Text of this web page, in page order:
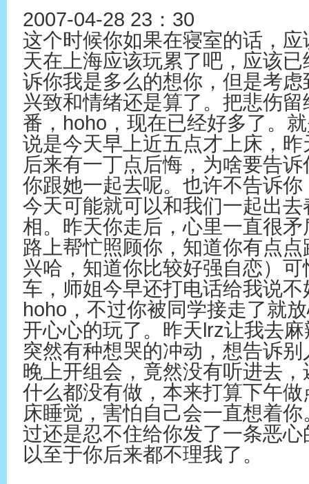
2007-04-28 23：30
这个时候你如果在寝室的话，
天在上海应该玩累了吧，应该
诉你我是多么的想你，但是考
兴致和情绪还是算了。把悲伤
番，hoho，现在已经好多了。
说是今天早上近五点才上床，
后来有一丁点后悔，为啥要告
你跟她一起去呢。也许不告诉
今天可能就可以和我们一起出
相。昨天你走后，心里一直很
路上帮忙照顾你，知道你有点
兴哈，知道你比较好强自恋）
车，师姐今早还打电话给我说
hoho，不过你被同学接走了就
开心心的玩了。昨天lrz让我去
突然有种想哭的冲动，想告诉
晚上开组会，竟然没有听进去
什么都没有做，本来打算下午
床睡觉，害怕自己会一直想着
过还是忍不住给你发了一条恶
以至于你后来都不理我了。